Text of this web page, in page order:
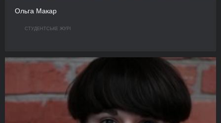
Ольга Макар
СТУДЕНТСЬКЕ ЖУРІ